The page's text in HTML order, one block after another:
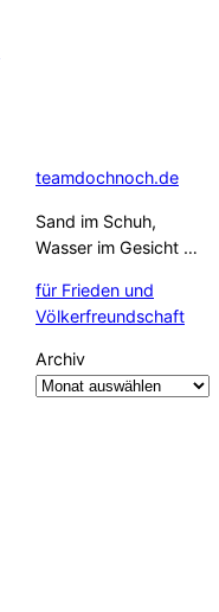
teamdochnoch.de
Sand im Schuh,
Wasser im Gesicht …
für Frieden und
Völkerfreundschaft
Archiv